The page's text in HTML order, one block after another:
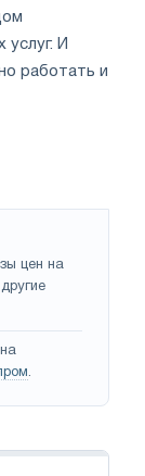
И
работать и
цен на
.